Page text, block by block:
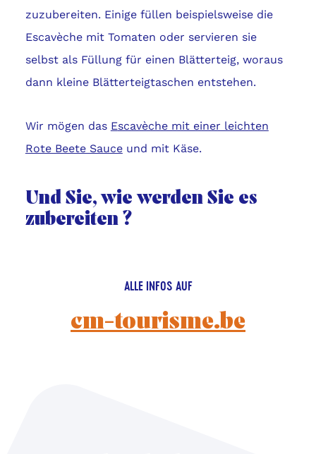
zuzubereiten. Einige füllen beispielsweise die
Escavèche mit Tomaten oder servieren sie
selbst als Füllung für einen Blätterteig, woraus
dann kleine Blätterteigtaschen entstehen.
Wir mögen das Escavèche mit einer leichten
Rote Beete Sauceund mit Käse.
Und Sie, wie werden Sie es
zubereiten ?
ALLE INFOS AUF
cm-tourisme.be